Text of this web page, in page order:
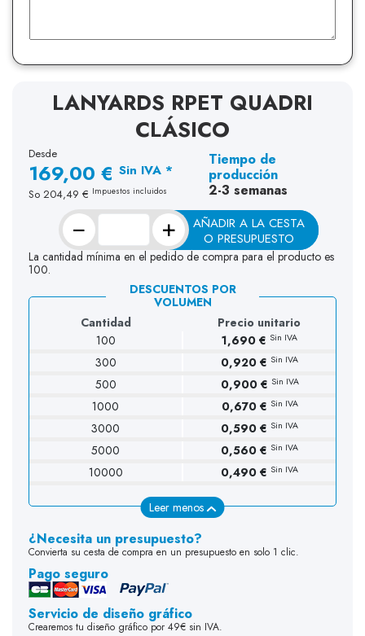
LANYARDS RPET QUADRI
CLÁSICO
Desde
169,00 € Sin IVA *
So 204,49 € Impuestos incluidos
Tiempo de
producción
2-3 semanas
− +
AÑADIR A LA CESTA
O PRESUPUESTO
La cantidad mínima en el pedido de compra para el producto es
100.
DESCUENTOS POR
VOLUMEN
Cantidad
Precio unitario
100
1,690 € Sin IVA
300 0,920 € Sin IVA
500 0,900 € Sin IVA
1000 0,670 € Sin IVA
3000 0,590 € Sin IVA
5000 0,560 € Sin IVA
10000 0,490 € Sin IVA
Leer menos
¿Necesita un presupuesto?
Convierta su cesta de compra en un presupuesto en solo 1 clic.
Pago seguro
Servicio de diseño gráfico
Crearemos tu diseño gráfico por 49€ sin IVA.